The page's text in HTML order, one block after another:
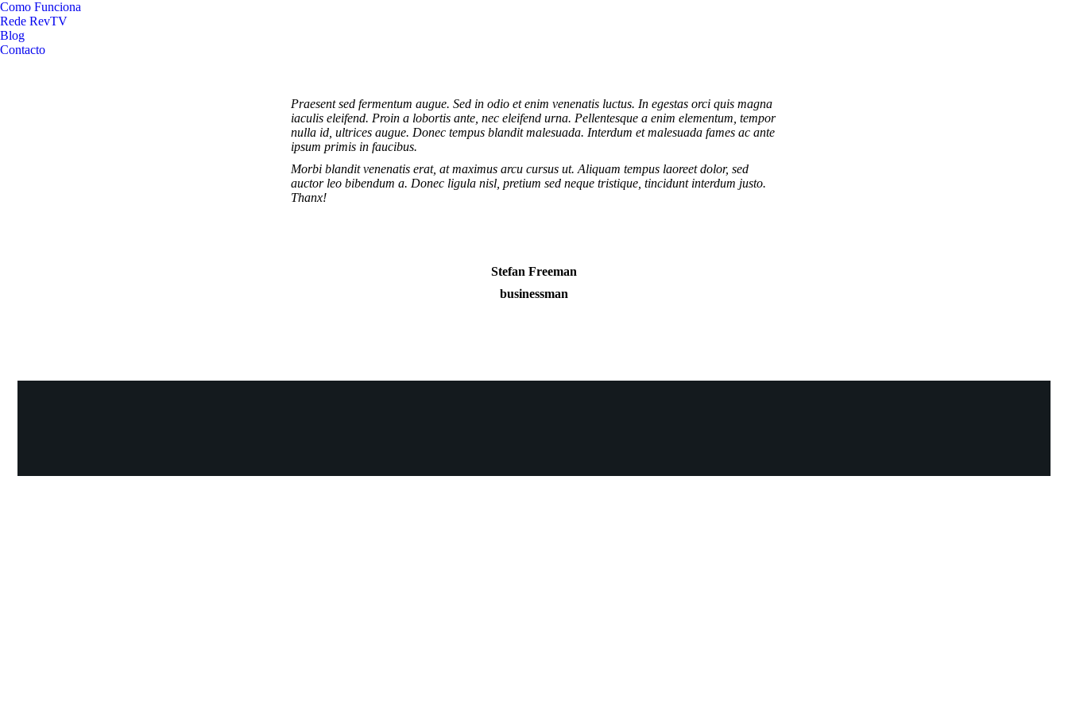
Como Funciona
Rede RevTV
Blog
Contacto
Praesent sed fermentum augue. Sed in odio et enim venenatis luctus. In egestas orci quis magna
iaculis eleifend. Proin a lobortis ante, nec eleifend urna. Pellentesque a enim elementum, tempor
nulla id, ultrices augue. Donec tempus blandit malesuada. Interdum et malesuada fames ac ante
ipsum primis in faucibus.
Morbi blandit venenatis erat, at maximus arcu cursus ut. Aliquam tempus laoreet dolor, sed
auctor leo bibendum a. Donec ligula nisl, pretium sed neque tristique, tincidunt interdum justo.
Thanx!
Stefan Freeman
businessman